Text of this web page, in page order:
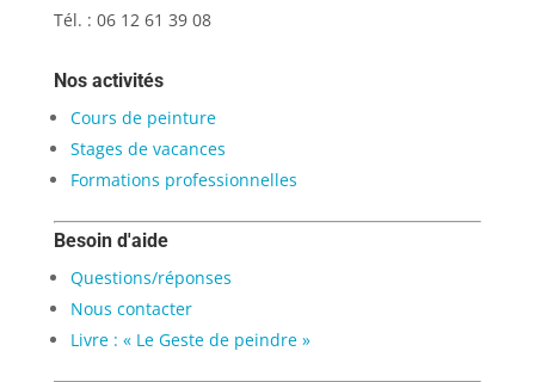
Tél. : 06 12 61 39 08
Nos activités
Cours de peinture
Stages de vacances
Formations professionnelles
Besoin d'aide
Questions/réponses
Nous contacter
Livre : « Le Geste de peindre »